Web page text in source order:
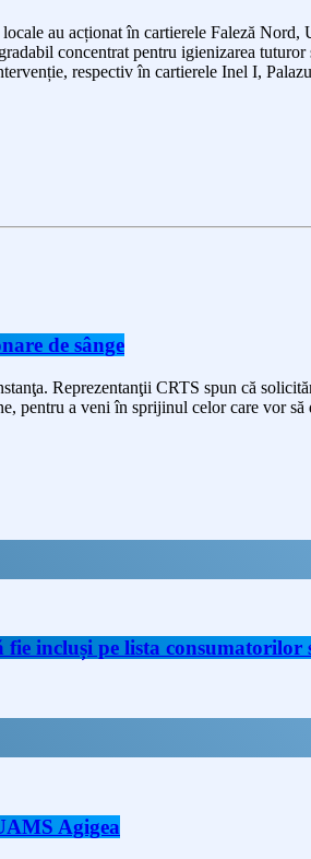
au acționat în cartierele Faleză
concentrat pentru igienizarea
respectiv în cartierele Inel I,
de sânge
Reprezentanţii CRTS spun că
pentru a veni în sprijinul celor care vor
incluși pe lista consumatorilor
Agigea